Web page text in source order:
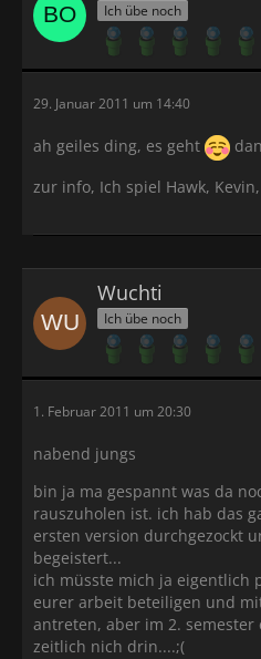
Ich übe noch
29. Januar 2011 um 14:40
ah geiles ding, es geht
zur info, Ich spiel Hawk,
Wuchti
Ich übe noch
1. Februar 2011 um 20:30
nabend jungs
bin ja ma gespannt was da
rauszuholen ist. ich hab das
ersten version durchgezockt
begeistert...
ich müsste mich ja eigentlich
eurer arbeit beteiligen und
antreten, aber im 2. semester
zeitlich nich drin....;(